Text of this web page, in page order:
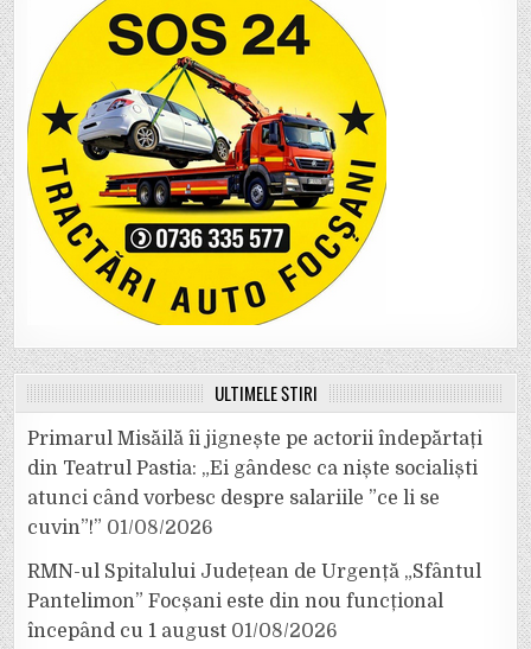
ULTIMELE ȘTIRI
Primarul Misăilă îi jignește pe actorii îndepărtați
din Teatrul Pastia: „Ei gândesc ca niște socialiști
atunci când vorbesc despre salariile ”ce li se
cuvin”!” 01/08/2026
RMN-ul Spitalului Județean de Urgență „Sfântul
Pantelimon” Focșani este din nou funcțional
începând cu 1 august 01/08/2026